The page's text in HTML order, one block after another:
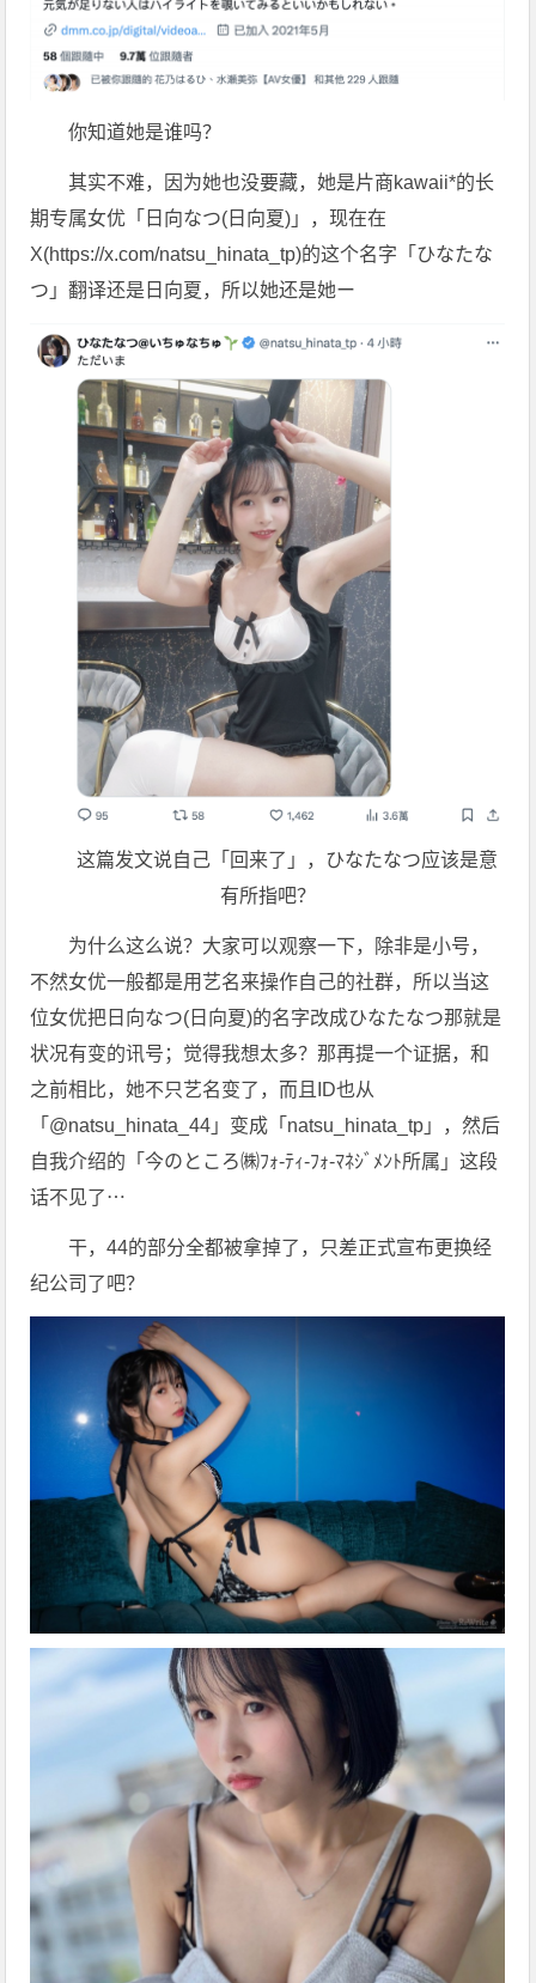
你知道她是谁吗？
其实不难，因为她也没要藏，她是片商kawaii*的长
期专属女优「 日向なつ( 日向夏)」，现在在
X(https://x.com/natsu_hinata_tp)的这个名字「ひなたな
つ」翻译还是 日向夏 ，所以她还是她ー
这篇发文说自己「回来了」，ひなたなつ应该是意
有所指吧？
为什么这么说？大家可以观察一下，除非是小号，
不然女优一般都是用艺名来操作自己的社群，所以当这
位女优把日向なつ(日向夏)的名字改成ひなたなつ那就是
状况有变的讯号；觉得我想太多？那再提一个证据，和
之前相比，她不只艺名变了，而且ID也从
「@natsu_hinata_44」变成「natsu_hinata_tp」，然后
自我介绍的「今のところ㈱ﾌｫ-ﾃｨ-ﾌｫ-ﾏﾈｼﾞﾒﾝﾄ所属」这段
话不见了⋯
干，44的部分全都被拿掉了，只差正式宣布更换经
纪公司了吧？